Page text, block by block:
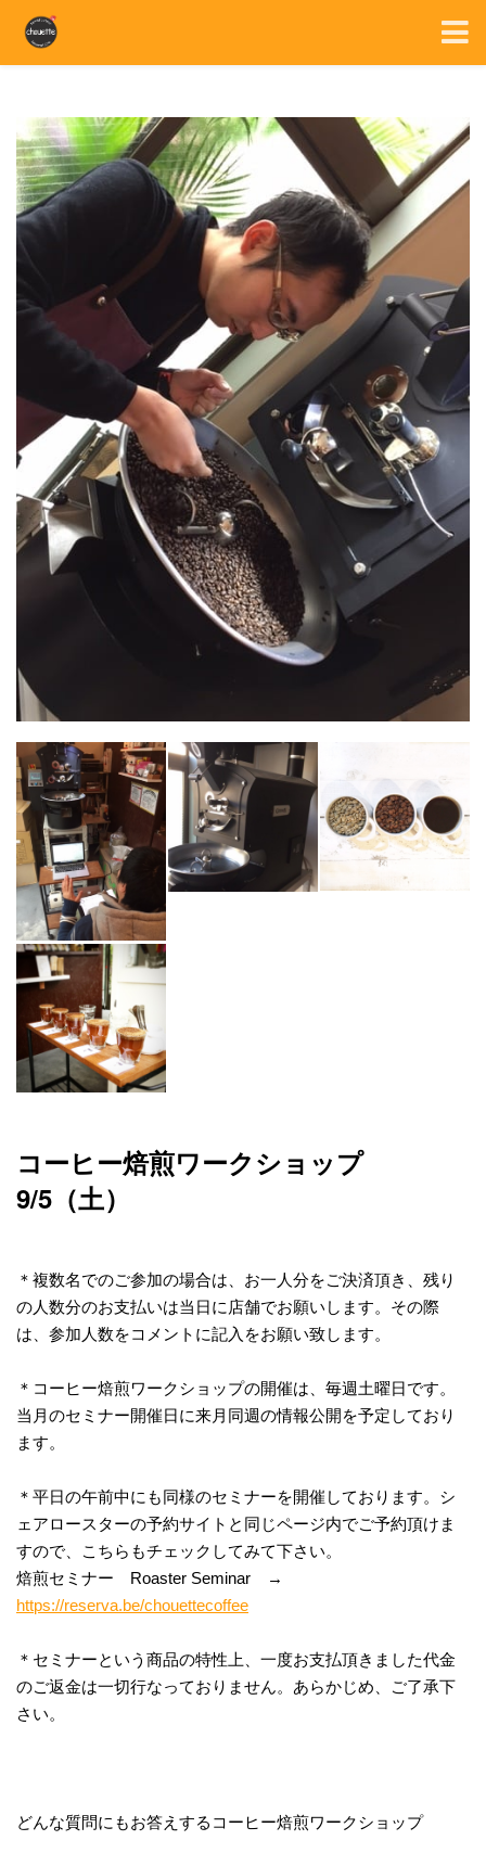
コーヒー焙煎ワークショップ
9/5（土）
＊複数名でのご参加の場合は、お一人分をご決済頂き、残り
の人数分のお支払いは当日に店舗でお願いします。その際
は、参加人数をコメントに記入をお願い致します。
＊コーヒー焙煎ワークショップの開催は、毎週土曜日です。
当月のセミナー開催日に来月同週の情報公開を予定しており
ます。
＊平日の午前中にも同様のセミナーを開催しております。シ
ェアロースターの予約サイトと同じページ内でご予約頂けま
すので、こちらもチェックしてみて下さい。
焙煎セミナー Roaster Seminar →
https://reserva.be/chouettecoffee
＊セミナーという商品の特性上、一度お支払頂きました代金
のご返金は一切行なっておりません。あらかじめ、ご了承下
さい。
どんな質問にもお答えするコーヒー焙煎ワークショップ